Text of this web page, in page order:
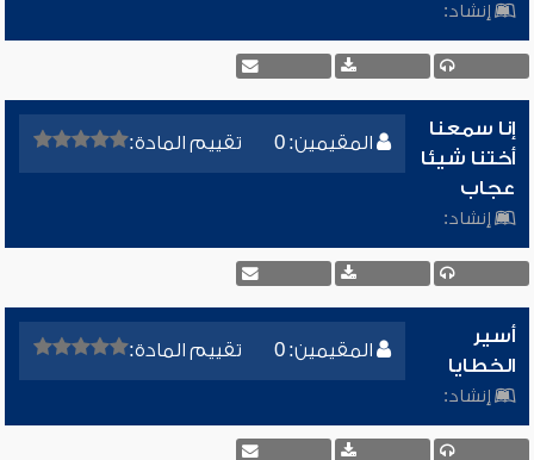
إنشاد:
المقيمين: 0 تقييم المادة:
إنا سمعنا
أختنا شيئا
عجاب
إنشاد:
المقيمين: 0 تقييم المادة:
أسير
الخطايا
إنشاد: